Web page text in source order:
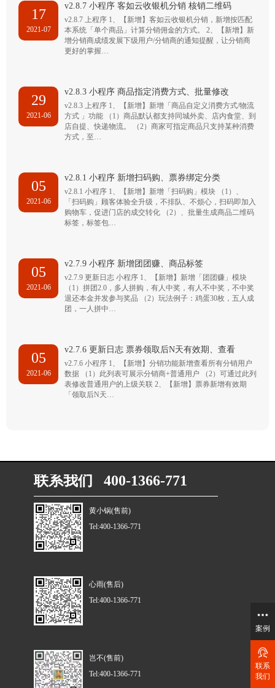
17
2021-07
v2.8.7 小程序 客如云收银机分销 核销二维码
v2.8.7 上程序 1、【新增】客如云收银机分销，新增按匹配
本系统「单个商品」计算分销佣金的方式。 2、【新增】新
增分销商成绩发展下级用户/分销商的通知提醒，让分销商
更好的掌握…
29
2021-06
v2.8.3 小程序 商品指定消费方式、批量修改
v2.8.3 上程序 1、【新增】新增「商品自定义消费方式/物流
方式 」功能 （1）商品默认都支持同城外卖、店内食堂、到
店自提、快递物流。 （2）商家可指定商品只支持某种消费
方式，至…
05
2021-06
v2.8.1 小程序 新增扫码购、票券绑定分类
v2.8.1 小程序 1、【新增】新增「扫码购」模块 （1）、
「扫码购」顾客体验全升级，不排队、不烦心，扫码即加入
购物车，促进门店的成交转化 （2）、批量生成商品二维码
标签，标签包…
05
2021-06
v2.7.9 小程序 新增团团赚、商品标签
v2.7.9 更新日志 小程序 1、【新增】新增「团团赚」模块
（1）拼团2.0，多人拼购，有人中奖，有人不中奖，不中奖
退还本金并发参与奖品 （2）玩法例子：鸡蛋30枚，五人成
团，一人拼中…
05
2021-06
v2.7.6 更新日志 票券领取后N天有效期、查看
v2.7.6 小程序 1、【新增】分销功能新增查看所有分销用户
数据 （1）此列表可展示分销商+普通用户 （2）可通过此列
表修改普通用户的上级关联 2、【新增】票券新增有效期
「领取后N天…
联系我们 400-1366-771
黄小锅(售前)
Tel:400-1366-771
心雨(售后)
Tel:400-1366-771
岂不(售前)
Tel:400-1366-771
案例
联系
我们